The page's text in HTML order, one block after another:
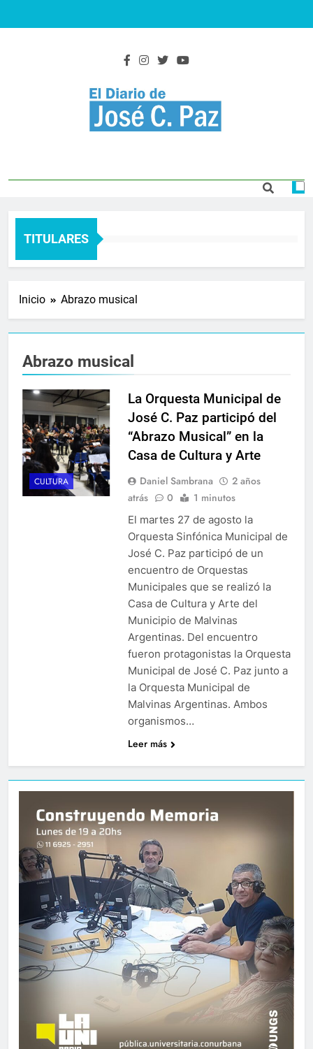
C. Paz
TITULARES
Inicio Abrazo musical
Abrazo musical
CULTURA
La Orquesta Municipal de
José C. Paz participó del
“Abrazo Musical” en la
Casa de Cultura y Arte
Daniel Sambrana
2 años
atrás
0 1 minutos
El martes 27 de agosto la
Orquesta Sinfónica Municipal de
José C. Paz participó de un
encuentro de Orquestas
Municipales que se realizó la
Casa de Cultura y Arte del
Municipio de Malvinas
Argentinas. Del encuentro
fueron protagonistas la Orquesta
Municipal de José C. Paz junto a
la Orquesta Municipal de
Malvinas Argentinas. Ambos
organismos…
Leer más